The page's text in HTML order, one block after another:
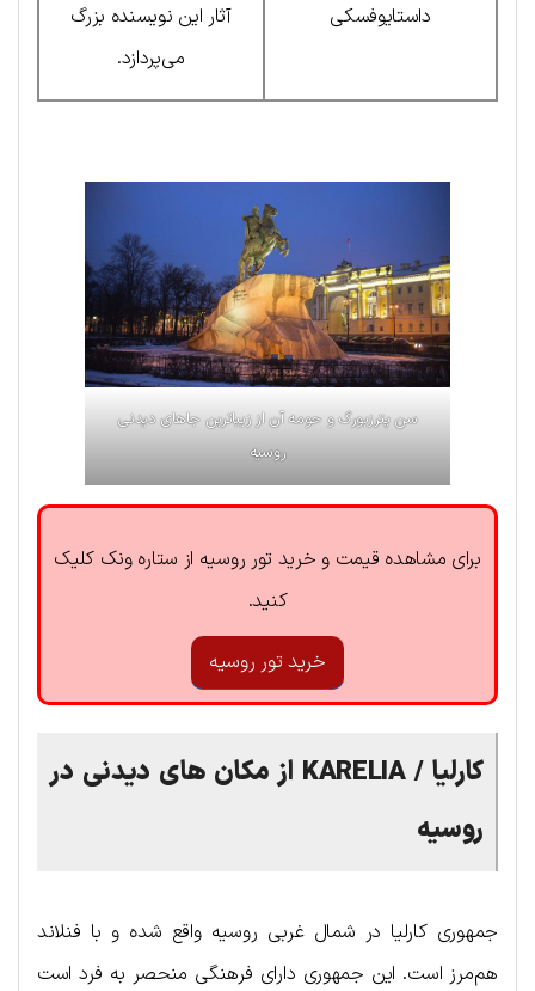
داستایوفسکی
آثار این نویسنده بزرگ
می‌پردازد.
سن پترزبورگ و حومه آناز زیباترین جاهای دیدنی
روسیه
برای مشاهده قیمت و خرید تور روسیه از ستاره ونک کلیک
کنید.
خرید تور روسیه
کارلیا /KARELIA از مکان های دیدنی در
روسیه
جمهوری کارلیا در شمال غربی روسیه واقع شده و با فنلاند
هم‌مرز است. این جمهوری دارای فرهنگی منحصر به فرد است